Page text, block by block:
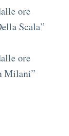
ore
Scala”
ore
Milani”